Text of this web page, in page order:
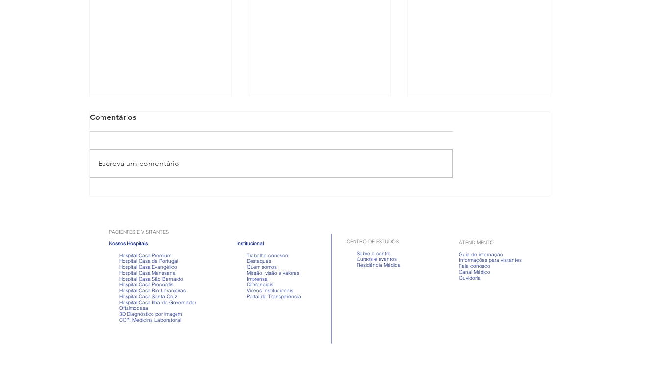
Comentários
Escreva um comentário
PACIENTES E VISITANTES
Nossos Hospitais
Hospital Casa Premium
Hospital Casa de Portugal
Hospital Casa Evangélico
Hospital Casa Menssana
Hospital Casa São Bernardo
Hospital Casa Procordis
Hospital Casa Rio Laranjeiras
Hospital Casa Santa Cruz
Hospital Casa Ilha do Governador
Oftalmocasa
3D Diagnóstico por imagem
COPI Medicina Laboratorial
Institucional
Trabalhe conosco
Destaques
Quem somos
Missão, visão e valores
Imprensa
Diferenciais
Vídeos Institucionais
Portal de Transparência
CENTRO DE ESTUDOS
Sobre o centro
Cursos e eventos
Residência Médica
ATENDIMENTO
Guia de internação
Informações para visitantes
Fale conosco
Canal Médico
Ouvidoria